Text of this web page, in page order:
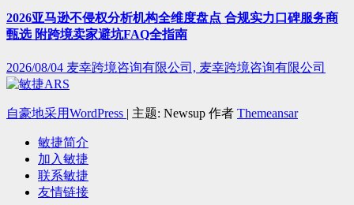
2026亚马逊不侵权分析机构全维度盘点 合规实力口碑服务商
甄选 附跨境卖家避坑FAQ全指南
2026/08/04 麦幸跨境咨询有限公司, 麦幸跨境咨询有限公司
自豪地采用WordPress | 主题: Newsup 作者 Themeansar
敏捷简介
加入敏捷
联系敏捷
友情链接